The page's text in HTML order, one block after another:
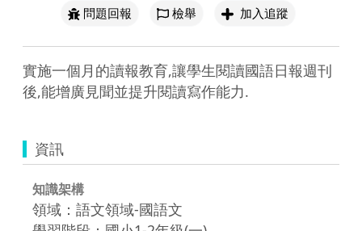
問題回報
檢舉 加入追蹤
實施一個月的讀報教育,讓學生閱讀國語日報週刊
後,能增廣見聞並提升閱讀寫作能力.
資訊
知識架構
領域：語文領域-國語文